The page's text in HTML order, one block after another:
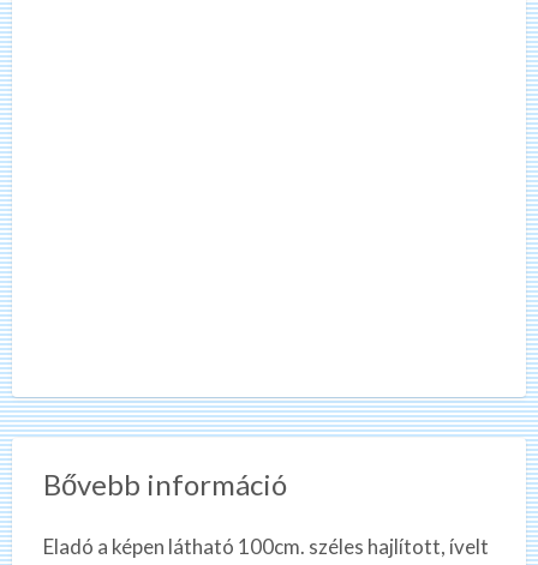
Bővebb információ
Eladó a képen látható 100cm. széles hajlított, ívelt